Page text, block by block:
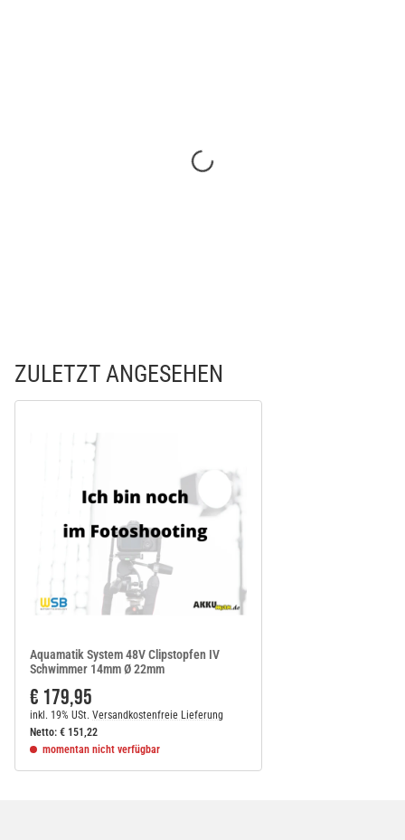
ZULETZT ANGESEHEN
Aquamatik System 48V Clipstopfen IV
Schwimmer 14mm Ø 22mm
€ 179,95
inkl. 19% USt. Versandkostenfreie Lieferung
Netto: € 151,22
momentan nicht verfügbar